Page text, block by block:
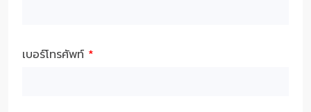
เบอร์โทรศัพท์ *